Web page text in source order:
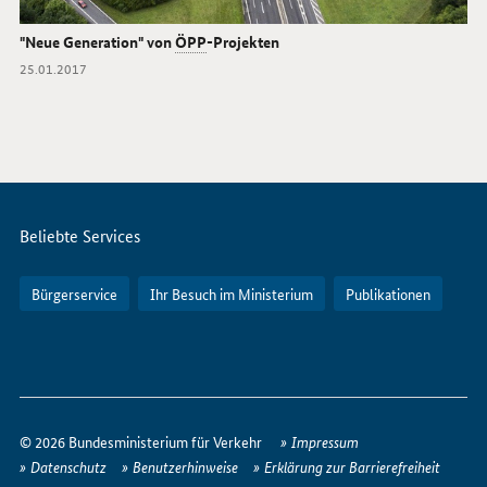
"Neue Generation" vonÖPP-Projekten
Datum:
25.01.2017
Servicemenü
Beliebte Services
Bürgerservice Ihr Besuch im Ministerium Publikationen
erreichen
Sie
© 2026 Bundesministerium für Verkehr
Impressum
Datenschutz
Benutzerhinweise Erklärung zur Barrierefreiheit